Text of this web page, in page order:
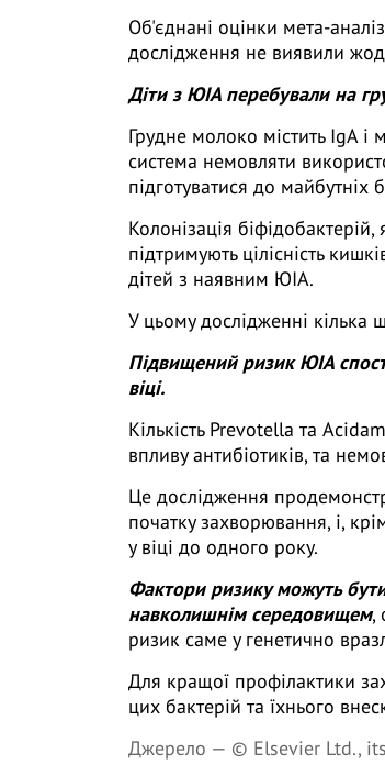
Об'єднані оцінки мета-
дослідження не виявили
Діти з ЮІА перебували на
Грудне молоко містить IgA і
система немовляти
підготуватися до майбутніх
Колонізація
підтримують цілісність
дітей з наявним ЮІА.
У цьому дослідженні
Підвищений ризик ЮІА
віці.
Кількість Prevotella та
впливу антибіотиків, та
Це дослідження
початку захворювання, і,
у віці до одного року.
Фактори ризику можуть
навколишнім середовищем,
ризик саме у генетично
Для кращої профілактики
цих бактерій та їхнього
Джерело — © Elsevier Ltd.,